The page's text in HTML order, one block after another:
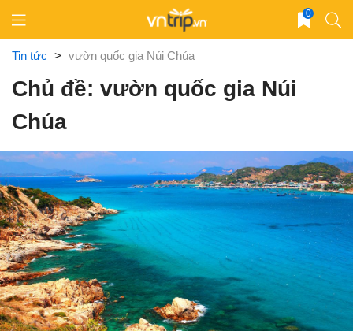
content
0
Tin tức > vườn quốc gia Núi Chúa
Chủ đề: vườn quốc gia Núi
Chúa